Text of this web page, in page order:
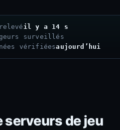
il y a 16 s
surveillés
vérifiéesaujourd’hui
serveurs de jeu